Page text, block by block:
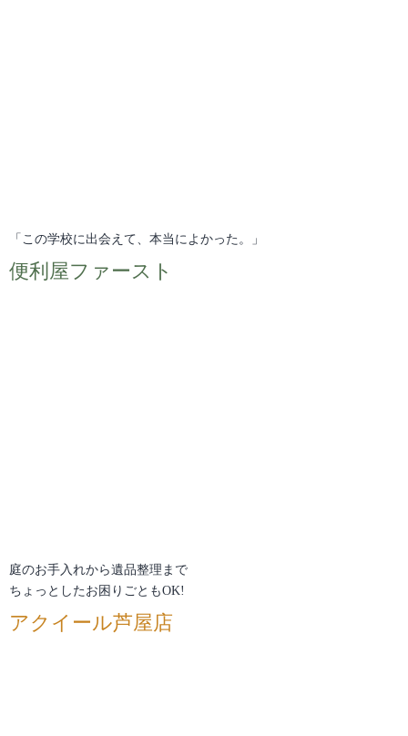
「この学校に出会えて、本当によかった。」
便利屋ファースト
庭のお手入れから遺品整理まで
ちょっとしたお困りごともOK!
アクイール芦屋店